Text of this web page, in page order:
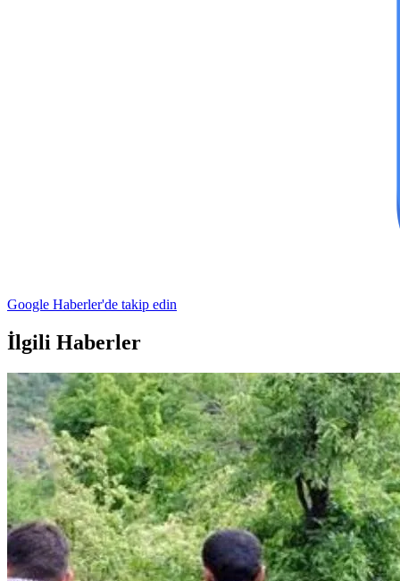
Google Haberler'de takip edin
İlgili Haberler